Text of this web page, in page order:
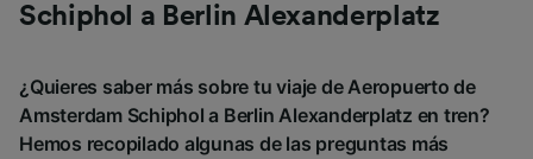
Schiphol a Berlin Alexanderplatz
¿Quieres saber más sobre tu viaje de Aeropuerto de
Amsterdam Schiphol a Berlin Alexanderplatz en tren?
Hemos recopilado algunas de las preguntas más